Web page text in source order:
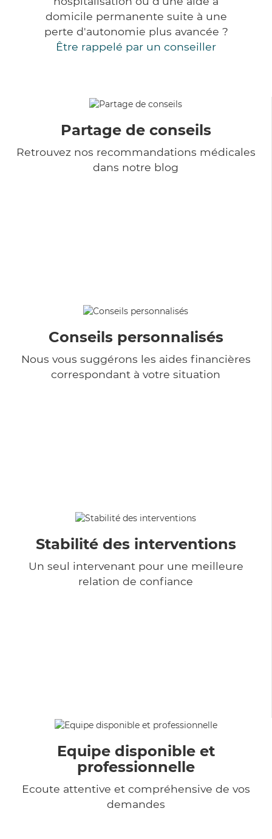
domicile permanente suite à une
perte d'autonomie plus avancée ?
Être rappelé par un conseiller
Partage de conseils
Retrouvez nos recommandations médicales
dans notre blog
Conseils personnalisés
Nous vous suggérons les aides financières
correspondant à votre situation
Stabilité des interventions
Un seul intervenant pour une meilleure
relation de confiance
Equipe disponible et
professionnelle
Ecoute attentive et compréhensive de vos
demandes